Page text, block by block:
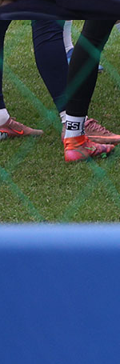
za revanš